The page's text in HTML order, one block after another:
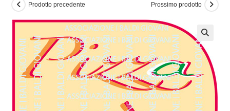
Prodotto precedente Prossimo prodotto